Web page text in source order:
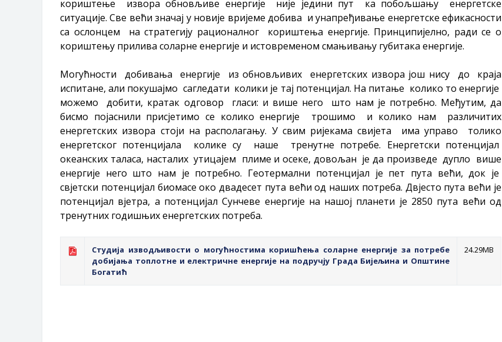
кориштење извора обновљиве енергије није једини пут ка побољшању енергетске
ситуације. Све већи значај у новије вријеме добива и унапређивање енергетске ефикасности
са ослонцем на стратегију рационалног кориштења енергије. Принципијелно, ради се о
кориштењу прилива соларне енергије и истовременом смањивању губитака енергије.
Могућности добивања енергије из обновљивих енергетских извора још нису до краја
испитане, али покушајмо сагледати колики је тај потенцијал. На питање колико то енергије
можемо добити, кратак одговор гласи: и више него што нам је потребно. Међутим, да
бисмо појаснили присјетимо се колико енергије трошимо и колико нам различитих
енергетских извора стоји на располагању. У свим ријекама свијета има управо толико
енергетског потенцијала колике су наше тренутне потребе. Енергетски потенцијал
океанских таласа, насталих утицајем плиме и осеке, довољан је да произведе дупло више
енергије него што нам је потребно. Геотермални потенцијал је пет пута већи, док је
свјетски потенцијал биомасе око двадесет пута већи од наших потреба. Двјесто пута већи је
потенцијал вјетра, а потенцијал Сунчеве енергије на нашој планети је 2850 пута већи од
тренутних годишњих енергетских потреба.
Студија изводљивости о могућностима коришћења соларне енергије за потребе
добијања топлотне и електричне енергије на подручју Града Бијељина и Општине
Богатић
24.29MB